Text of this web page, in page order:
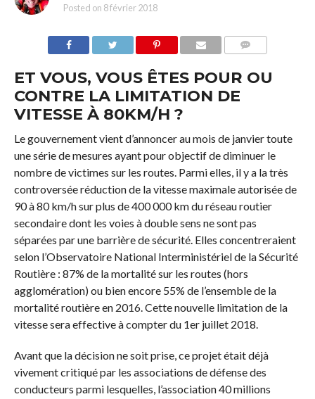
Posted on 8 février 2018
ET VOUS, VOUS ÊTES POUR OU
CONTRE LA LIMITATION DE
VITESSE À 80KM/H ?
Le gouvernement vient d’annoncer au mois de janvier toute
une série de mesures ayant pour objectif de diminuer le
nombre de victimes sur les routes. Parmi elles, il y a la très
controversée réduction de la vitesse maximale autorisée de
90 à 80 km/h sur plus de 400 000 km du réseau routier
secondaire dont les voies à double sens ne sont pas
séparées par une barrière de sécurité. Elles concentreraient
selon l’Observatoire National Interministériel de la Sécurité
Routière : 87% de la mortalité sur les routes (hors
agglomération) ou bien encore 55% de l’ensemble de la
mortalité routière en 2016. Cette nouvelle limitation de la
vitesse sera effective à compter du 1er juillet 2018.
Avant que la décision ne soit prise, ce projet était déjà
vivement critiqué par les associations de défense des
conducteurs parmi lesquelles, l’association 40 millions